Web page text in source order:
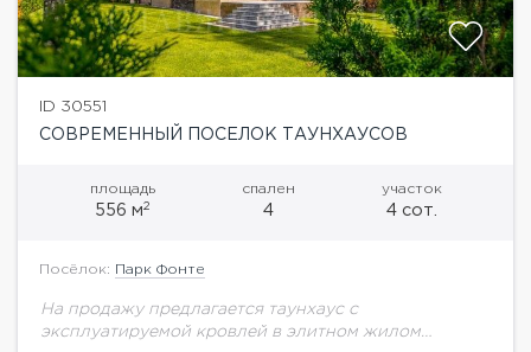
ID 30551
СОВРЕМЕННЫЙ ПОСЕЛОК ТАУНХАУСОВ
площадь
556 м2
спален
4
участок
4 сот.
Посёлок: Парк Фонте
На продажу предлагается таунхаус с
эксплуатируемой кровлей в элитном жилом